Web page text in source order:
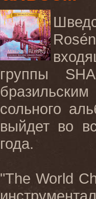
группы
сольного
выйдет во
года.
"The World